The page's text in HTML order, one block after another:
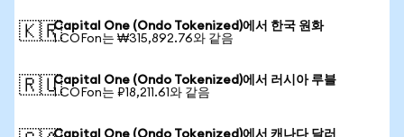
🇰🇷Capital One (Ondo Tokenized)에서 한국 원화
1 COFon는 ₩315,892.76와 같음
🇷🇺Capital One (Ondo Tokenized)에서 러시아 루블
1 COFon는 ₽18,211.61와 같음
Capital One (Ondo Tokenized)에서 캐나다 달러